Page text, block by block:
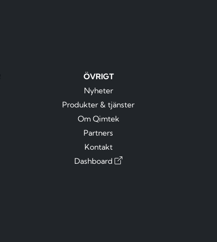
ÖVRIGT
Nyheter
Produkter & tjänster
Om Qimtek
Partners
Kontakt
Dashboard